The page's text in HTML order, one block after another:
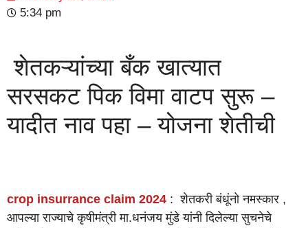
5:34 pm
शेतकऱ्यांच्या बँक खात्यात
सरसकट पिक विमा वाटप सुरू –
यादीत नाव पहा – योजना शेतीची
crop insurrance claim 2024 : शेतकरी बंधूंनो नमस्कार ,
आपल्या राज्याचे कृषीमंत्री मा.धनंजय मुंडे यांनी दिलेल्या सुचनेचे